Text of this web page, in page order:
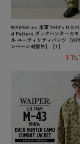
WAIPER.inc 米軍 1940’s
d Pattern ダックハンターカ
ル ユーティリティパンツ【
ンペーン対象外】【T】